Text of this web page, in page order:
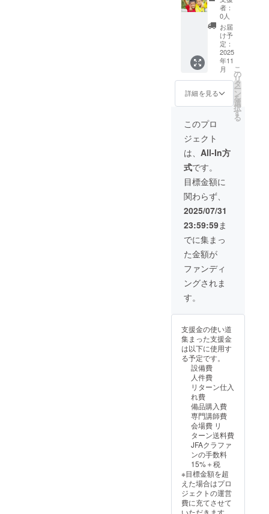
はその
旨記入
くださ
い。
クネー
ムを添
えさせ
ていた
だきま
ニック
ネーム
をご希
望され
はその
旨記入
くださ
い。
※購入
は、こ
ちらで
致しま
の写真
をチー
ムイン
ラムに
掲載さ
ただき
ます
ゴール
プレゼ
として
お名前
やニッ
クネー
ムを添
えさせ
ていた
だきま
す ※
ニック
ネーム
や匿名
をご希
はその
旨記入
くださ
い。
も、子
供に
とった
ら、あ
りがた
い事だ
と思い
ます 11
月後半
以降、
トレー
時間に
来てい
き、30
分間、
講義を
しても
らいま
期限：
R7年11
月から
R7年3
月末ま
で 毎週
月曜日
間 新城
市中学
校体育
館
をして
いただ
けます
11月後
半以
降、日
時を決
めてト
レーニ
ング時
だき、
60分
間、指
導をし
てもら
います
有効期
限：R7
年11月
からR年
3月末ま
で 毎週
月曜日
19:00〜
22:00の
間 新城
市中学
校体育
製作し
て、子
供にプ
レゼン
としま
メール
＆着用
した練
習姿の
動画
（3〜5
分程
度） 11
月から
随時
メール
をさせ
ていた
だきま
す ※会
社名、
ニック
ネーム
の取得
の仕方
はプロ
ジェク
ト終了
後に
聞きし
その写
真を
チーム
インス
タグラ
ムに掲
載させ
だきま
す ト
レーニ
ング
ウェア
プレゼ
ンター
として
お名前
（会社
名）や
者：
0人
お届
け予
定：
2025
年11
月
詳細を見る
こ
の
リ
タ
ー
ン
を
選
択
す
る
このプロ
ジェクト
は、 All-In方
式です。
目標金額に
関わらず、
2025/07/31
23:59:59ま
でに集まっ
た金額が
ファンディ
ングされま
す。
支援金の使い道
集まった支援金
は以下に使用す
る予定です。
設備費
人件費
リターン仕入
れ費
備品購入費
専門講師費
会場費 リ
ターン送料費
JFAクラファ
ンの手数料
15%＋税
※目標金額を超
えた場合はプロ
ジェクトの運営
費に充てさせて
いただきます。